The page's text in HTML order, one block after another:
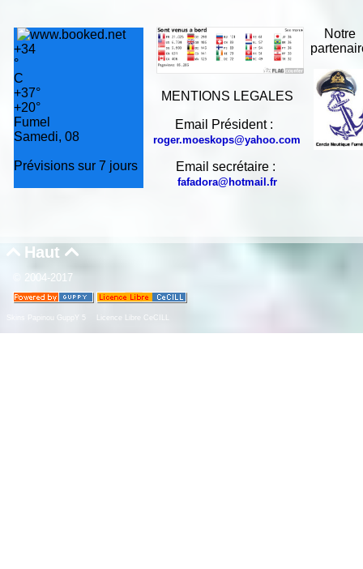
+34
°
C
+37°
+20°
Fumel
Samedi, 08
Prévisions sur 7 jours
MENTIONS LEGALES
Email Président :
roger.moeskops@yahoo.com
Email secrétaire :
fafadora@hotmail.fr
Notre
Haut 
© 2004-2017
Skins Papinou GuppY 5 Licence Libre CeCILL